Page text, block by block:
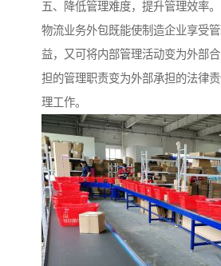
五、降低管理难度，提升管理效率。
物流业务外包既能使制造企业享受
益，又可将内部管理活动变为外部
担的管理职责变为外部承担的法律
理工作。